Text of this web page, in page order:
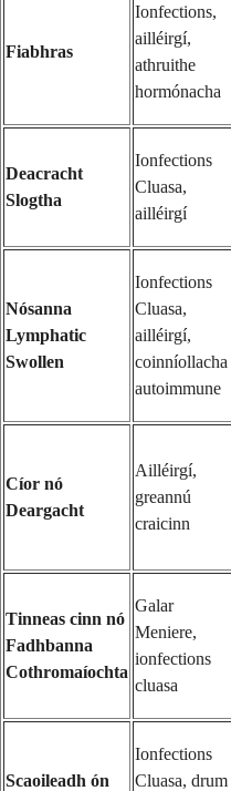
Fiabhras
Ionfections,
ailléirgí,
athruithe
hormónacha
Deacracht
Slogtha
Ionfections
Cluasa,
ailléirgí
Nósanna
Lymphatic
Swollen
Ionfections
Cluasa,
ailléirgí,
coinníollacha
autoimmune
Cíor nó
Deargacht
Ailléirgí,
greannú
craicinn
Tinneas cinn nó
Fadhbanna
Cothromaíochta
Galar
Meniere,
ionfections
cluasa
Scaoileadh ón
Ionfections
Cluasa, drum